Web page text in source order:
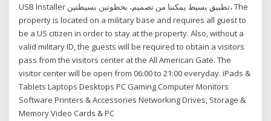
USB Installer تطبيق بسيط يمكننا من تصميم، بخطوتين بسيطتين، The
property is located on a military base and requires all guest to
be a US citizen in order to stay at the property. Also, without a
valid military ID, the guests will be required to obtain a visitors
pass from the visitors center at the All American Gate. The
visitor center will be open from 06:00 to 21:00 everyday. iPads &
Tablets Laptops Desktops PC Gaming Computer Monitors
Software Printers & Accessories Networking Drives, Storage &
Memory Video Cards & PC